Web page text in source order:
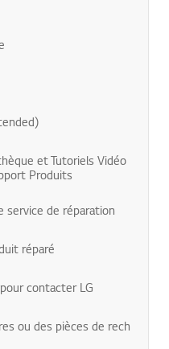
et Tutoriels Vidéo
Produits
service de réparation
réparé
contacter LG
ou des pièces de rech